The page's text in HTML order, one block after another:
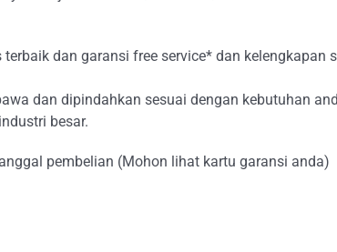
dan garansi free service* dan kelengkapan
dan dipindahkan sesuai dengan kebutuhan
besar.
pembelian (Mohon lihat kartu garansi anda)